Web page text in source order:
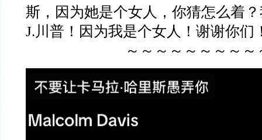
斯，因为她是个女人，你猜怎么着
J.川普！因为我是个女人！谢谢你们
～～～～～～～～～